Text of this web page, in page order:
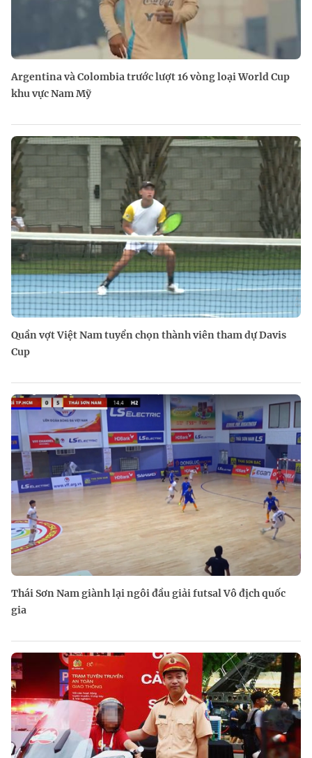
Argentina và Colombia trước lượt 16 vòng loại World Cup
khu vực Nam Mỹ
Quần vợt Việt Nam tuyển chọn thành viên tham dự Davis
Cup
Thái Sơn Nam giành lại ngôi đầu giải futsal Vô địch quốc
gia